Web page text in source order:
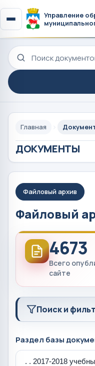
Управление
Поиск по сайту
Главная
ДОКУМЕНТЫ
Файловый архив
Файловый
4673
Всего
сайте
Поиск и
Раздел базы